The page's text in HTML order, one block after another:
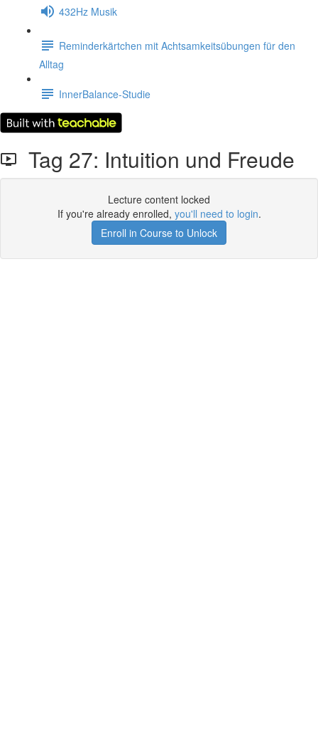
432Hz Musik
Reminderkärtchen mit Achtsamkeitsübungen für den
Alltag
InnerBalance-Studie
Tag 27: Intuition und Freude
Lecture content locked
If you're already enrolled, you'll need to login.
Enroll in Course to Unlock